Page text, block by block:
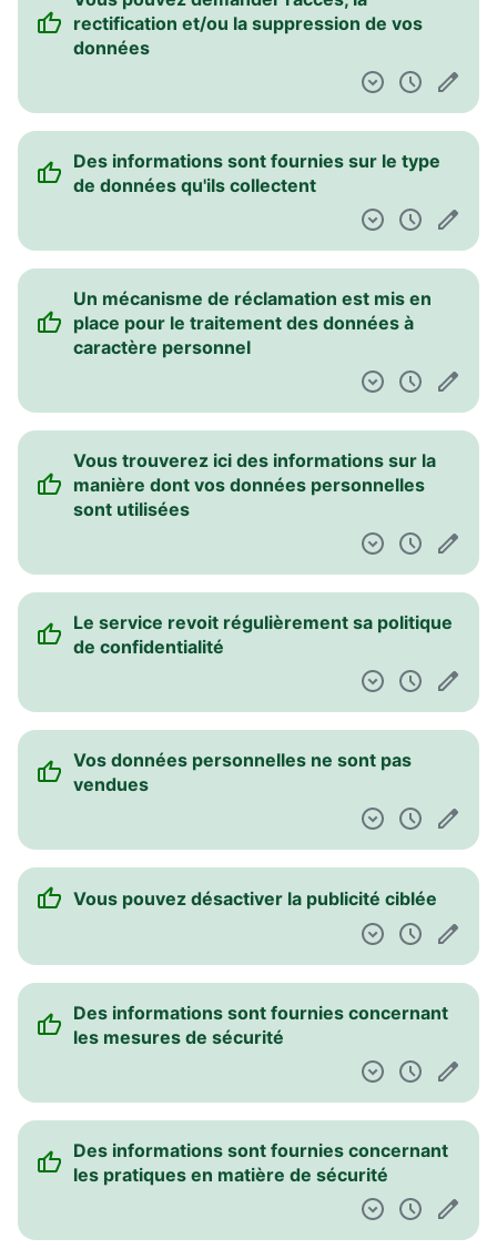
rectification et/ou la suppression de vos
données
Des informations sont fournies sur le type
de données qu'ils collectent
Un mécanisme de réclamation est mis en
place pour le traitement des données à
caractère personnel
Vous trouverez ici des informations sur la
manière dont vos données personnelles
sont utilisées
Le service revoit régulièrement sa politique
de confidentialité
Vos données personnelles ne sont pas
vendues
Vous pouvez désactiver la publicité ciblée
Des informations sont fournies concernant
les mesures de sécurité
Des informations sont fournies concernant
les pratiques en matière de sécurité